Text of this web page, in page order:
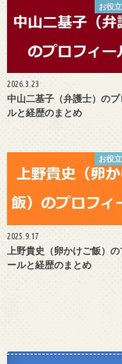
お役
2026.3.23
中山二基子（弁護士）の
ルと経歴のまとめ
お役
2025.9.17
上野貴史（卵かけご飯）
ールと経歴のまとめ